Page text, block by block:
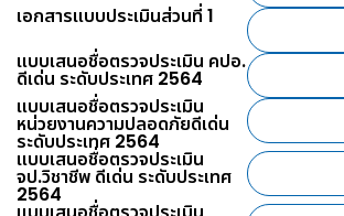
เอกสารแบบประเมินส่วนที่ 1
แบบเสนอชื่อตรวจประเมิน คปอ.
ดีเด่น ระดับประเทศ 2564
แบบเสนอชื่อตรวจประเมิน
หน่วยงานความปลอดภัยดีเด่น
ระดับประเทศ 2564
แบบเสนอชื่อตรวจประเมิน
จป.วิชาชีพ ดีเด่น ระดับประเทศ
2564